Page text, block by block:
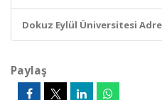
Dokuz Eylül Üniversitesi
Paylaş